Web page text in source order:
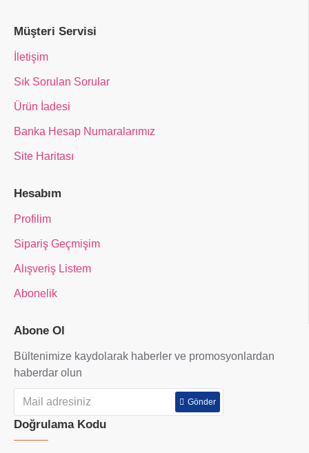
Müşteri Servisi
İletişim
Sık Sorulan Sorular
Ürün İadesi
Banka Hesap Numaralarımız
Site Haritası
Hesabım
Profilim
Sipariş Geçmişim
Alışveriş Listem
Abonelik
Abone Ol
Bültenimize kaydolarak haberler ve promosyonlardan
haberdar olun
Gönder
Doğrulama Kodu